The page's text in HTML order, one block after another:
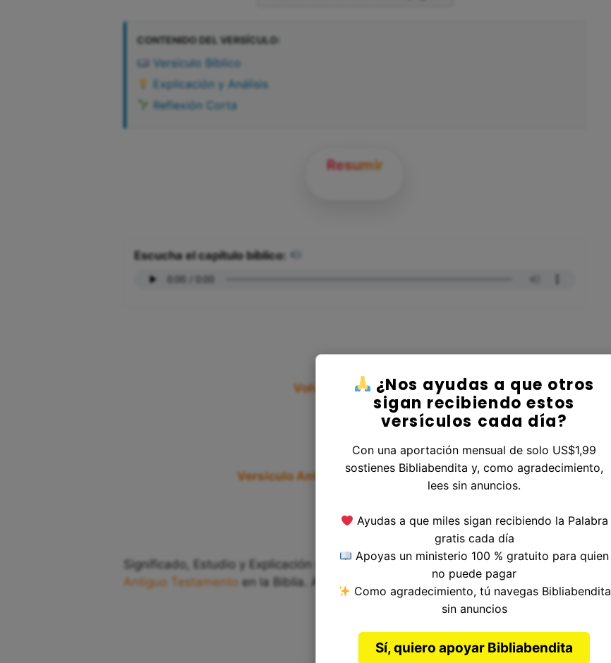
CONTENIDO DEL VERSÍCULO:
Versículo Bíblico
Explicación y Análisis
Reflexión Corta
Resumir
Escucha el capítulo bíblico:
Volver al Libro Isaías
Versículo Anterior|Versículo Siguiente
Significado, Estudio y Explicación del Versículo 11, Capítulo 65, Libro de Isaías del
Antiguo Testamentoen la Biblia. Autor: Isaías.
¿Nos ayudas a que otros
sigan recibiendo estos
versículos cada día?
Con una aportación mensual de solo US$1,99
sostienes Bibliabendita y, como agradecimiento,
lees sin anuncios.
Ayudas a que miles sigan recibiendo la Palabra
gratis cada día
Apoyas un ministerio 100 % gratuito para quien
no puede pagar
Como agradecimiento, tú navegas Bibliabendita
sin anuncios
Sí, quiero apoyar Bibliabendita